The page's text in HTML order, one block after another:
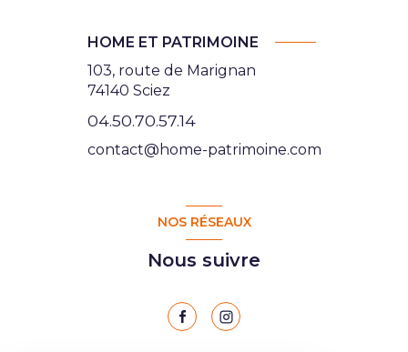
HOME ET PATRIMOINE
103, route de Marignan
74140 Sciez
04.50.70.57.14
contact@home-patrimoine.com
NOS RÉSEAUX
Nous suivre